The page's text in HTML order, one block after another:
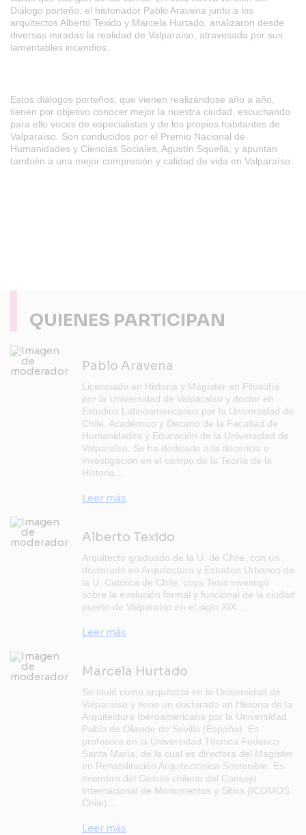
Diálogo porteño, el historiador Pablo Aravena junto a los
arquitectos Alberto Texido y Marcela Hurtado, analizaron desde
diversas miradas la realidad de Valparaíso, atravesada por sus
lamentables incendios.
Estos diálogos porteños, que vienen realizándose año a año,
tienen por objetivo conocer mejor la nuestra ciudad, escuchando
para ello voces de especialistas y de los propios habitantes de
Valparaíso. Son conducidos por el Premio Nacional de
Humanidades y Ciencias Sociales, Agustín Squella, y apuntan
también a una mejor compresión y calidad de vida en Valparaíso.
QUIENES PARTICIPAN
Pablo Aravena
Licenciado en Historia y Magíster en Filosofía
por la Universidad de Valparaíso y doctor en
Estudios Latinoamericanos por la Universidad de
Chile. Académico y Decano de la Facultad de
Humanidades y Educación de la Universidad de
Valparaíso. Se ha dedicado a la docencia e
investigación en el campo de la Teoría de la
Historia…
Leer más
Alberto Texido
Arquitecto graduado de la U. de Chile, con un
doctorado en Arquitectura y Estudios Urbanos de
la U. Católica de Chile, cuya Tesis investigó
sobre la evolución formal y funcional de la ciudad
puerto de Valparaíso en el siglo XIX…
Leer más
Marcela Hurtado
Se tituló como arquitecta en la Universidad de
Valparaíso y tiene un doctorado en Historia de la
Arquitectura Iberoamericana por la Universidad
Pablo de Olavide de Sevilla (España). Es
profesora en la Universidad Técnica Federico
Santa María, de la cual es directora del Magíster
en Rehabilitación Arquitectónica Sostenible. Es
miembro del Comité chileno del Consejo
Internacional de Monumentos y Sitios (ICOMOS
Chile)…
Leer más